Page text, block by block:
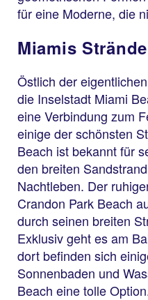
für eine Moderne, die
Miamis Strände
Östlich der
die Inselstadt Miami
eine Verbindung zum
einige der schönsten
Beach ist bekannt für
den breiten
Nachtleben. Der
Crandon Park Beach
durch seinen breiten
Exklusiv geht es am
dort befinden sich
Sonnenbaden und
Beach eine tolle